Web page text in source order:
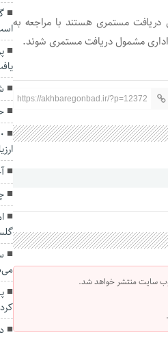
مستمری هستند با مراجعه به
اداری مشمول دریافت مستمری شوند.
https://akhbaregonbad.ir/?p=12372
سایت منتشر خواهد شد.